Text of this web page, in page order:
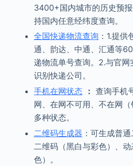
3400+国内城市的历史预
持国内任意经纬度查询。
全国快递物流查询 ：1.提
通、韵达、中通、汇通等
递物流单号查询。2.与官
识别快递公司。
手机在网状态
： 查询手机
网、在网不可用、不在网
多种状态。
二维码生成器 ：可生成普
二维码（黑白与彩色）、
色）。